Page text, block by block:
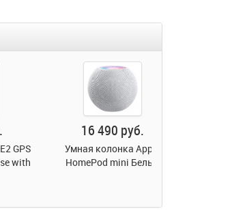
16 490 руб.
Умная колонка Apple
HomePod mini Белый